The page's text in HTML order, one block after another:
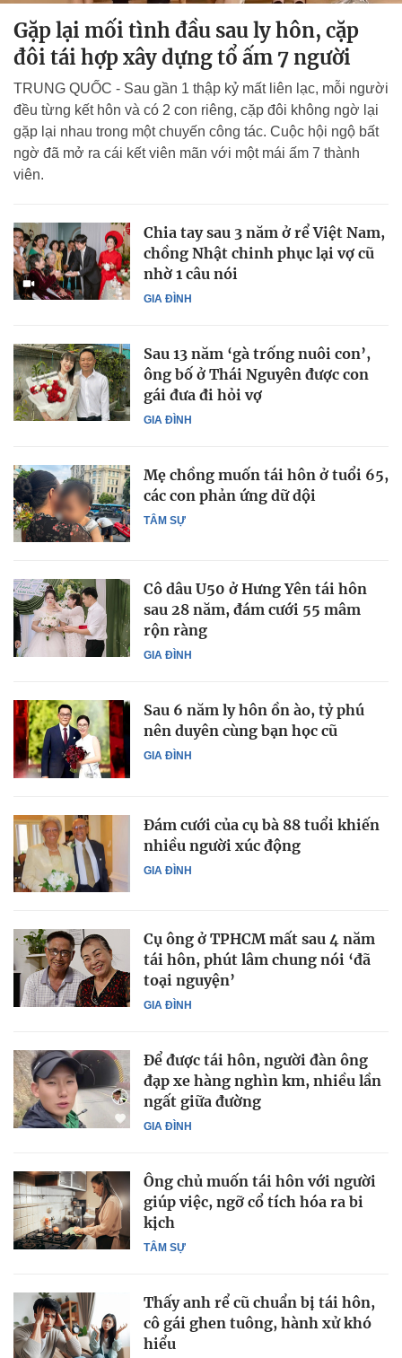
Gặp lại mối tình đầu sau ly hôn, cặp
đôi tái hợp xây dựng tổ ấm 7 người
TRUNG QUỐC - Sau gần 1 thập kỷ mất liên lạc, mỗi người
đều từng kết hôn và có 2 con riêng, cặp đôi không ngờ lại
gặp lại nhau trong một chuyến công tác. Cuộc hội ngộ bất
ngờ đã mở ra cái kết viên mãn với một mái ấm 7 thành
viên.
GIA ĐÌNH
Chia tay sau 3 năm ở rể Việt Nam,
chồng Nhật chinh phục lại vợ cũ
nhờ 1 câu nói
GIA ĐÌNH
Sau 13 năm ‘gà trống nuôi con’,
ông bố ở Thái Nguyên được con
gái đưa đi hỏi vợ
TÂM SỰ
Mẹ chồng muốn tái hôn ở tuổi 65,
các con phản ứng dữ dội
GIA ĐÌNH
Cô dâu U50 ở Hưng Yên tái hôn
sau 28 năm, đám cưới 55 mâm
rộn ràng
GIA ĐÌNH
Sau 6 năm ly hôn ồn ào, tỷ phú
nên duyên cùng bạn học cũ
GIA ĐÌNH
Đám cưới của cụ bà 88 tuổi khiến
nhiều người xúc động
GIA ĐÌNH
Cụ ông ở TPHCM mất sau 4 năm
tái hôn, phút lâm chung nói ‘đã
toại nguyện’
GIA ĐÌNH
Để được tái hôn, người đàn ông
đạp xe hàng nghìn km, nhiều lần
ngất giữa đường
TÂM SỰ
Ông chủ muốn tái hôn với người
giúp việc, ngỡ cổ tích hóa ra bi
kịch
Thấy anh rể cũ chuẩn bị tái hôn,
cô gái ghen tuông, hành xử khó
hiểu